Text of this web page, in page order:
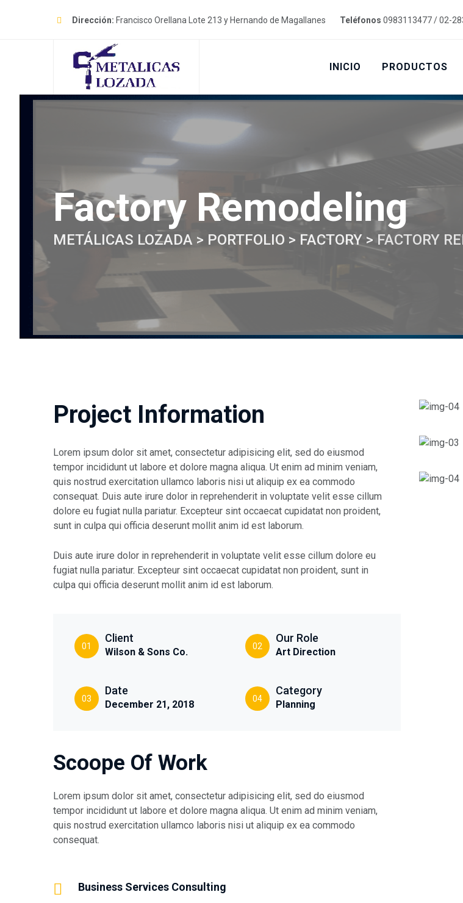
Dirección: Francisco Orellana Lote 213 y Hernando de Magallanes Teléfonos 0983113477 / 02-
INICIO PRODUCTOS
Factory Remodeling
METÁLICAS LOZADA > PORTFOLIO > FACTORY > FACTORY
Project Information
Lorem ipsum dolor sit amet, consectetur adipisicing elit, sed do eiusmod
tempor incididunt ut labore et dolore magna aliqua. Ut enim ad minim veniam,
quis nostrud exercitation ullamco laboris nisi ut aliquip ex ea commodo
consequat. Duis aute irure dolor in reprehenderit in voluptate velit esse cillum
dolore eu fugiat nulla pariatur. Excepteur sint occaecat cupidatat non proident,
sunt in culpa qui officia deserunt mollit anim id est laborum.
Duis aute irure dolor in reprehenderit in voluptate velit esse cillum dolore eu
fugiat nulla pariatur. Excepteur sint occaecat cupidatat non proident, sunt in
culpa qui officia deserunt mollit anim id est laborum.
01
Client
Wilson & Sons Co.
03
Date
December 21, 2018
02
Our Role
Art Direction
04
Category
Planning
Scoope Of Work
Lorem ipsum dolor sit amet, consectetur adipisicing elit, sed do eiusmod
tempor incididunt ut labore et dolore magna aliqua. Ut enim ad minim veniam,
quis nostrud exercitation ullamco laboris nisi ut aliquip ex ea commodo
consequat.
Business Services Consulting